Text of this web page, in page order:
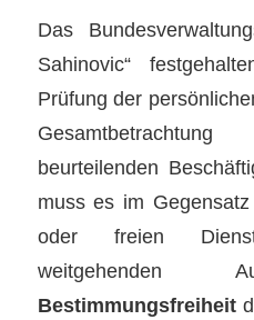
Das
Sahinovic“
Prüfung der
beurteilenden
muss es im
oder freien
weitgehenden
Bestimmungsfreiheit